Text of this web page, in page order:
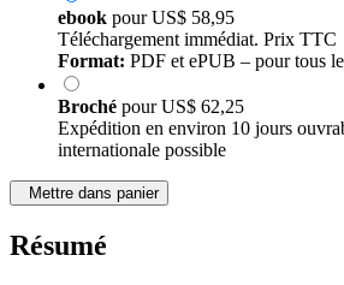
ebook pourUS$ 58,95
Téléchargement immédiat. Prix TTC
Format: PDF et ePUB – pour tous
Broché pourUS$ 62,25
Expédition en environ 10 jours
internationale possible
Mettre dans panier
Résumé